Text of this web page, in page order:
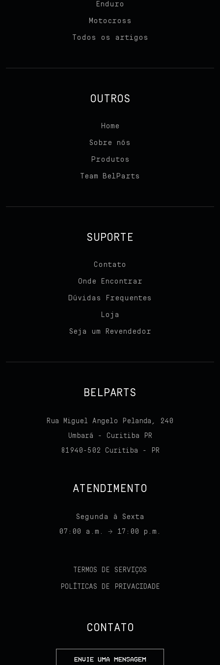
Enduro
Motocross
Todos os artigos
OUTROS
Home
Sobre nós
Produtos
Team BelParts
SUPORTE
Contato
Onde Encontrar
Dúvidas Frequentes
Loja
Seja um Revendedor
BELPARTS
Rua Miguel Angelo Pelanda, 240
Umbará - Curitiba PR
81940-502 Curitiba - PR
ATENDIMENTO
Segunda à Sexta
07:00 a.m. → 17:00 p.m.
TERMOS DE SERVIÇOS
POLÍTICAS DE PRIVACIDADE
CONTATO
ENVIE UMA MENSAGEM